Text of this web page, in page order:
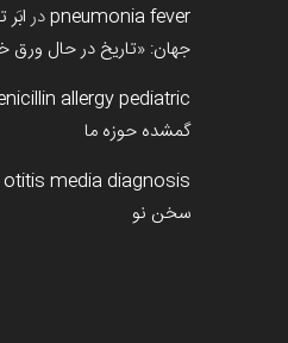
pneumonia feverدر
جهان: «تاریخ در حال
allergy pediatric
گمشده حوزه ما
otitis media diagnosis
سخن نو